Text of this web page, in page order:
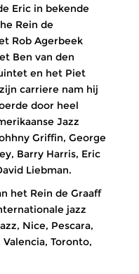
Eric in bekende
Rein de
Rob Agerbeek
Ben van den
en het Piet
carriere nam hij
door heel
Jazz
Griffin, George
Barry Harris, Eric
Liebman.
het Rein de Graaff
jazz
Nice, Pescara,
Toronto,